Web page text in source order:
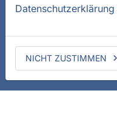
Datenschutzerklärung
NICHT ZUSTIMMEN